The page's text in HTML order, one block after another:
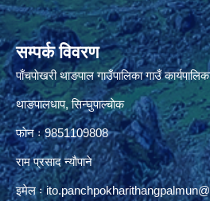
सम्पर्क विवरण
पाँचपाेखरी थाङपाल गाउँपालिका गाउँ
थाङपालधाप, सिन्घुपाल्चाेक
फाेन ः 9851109808
राम प्रसाद न्याैपाने
इमेल ः